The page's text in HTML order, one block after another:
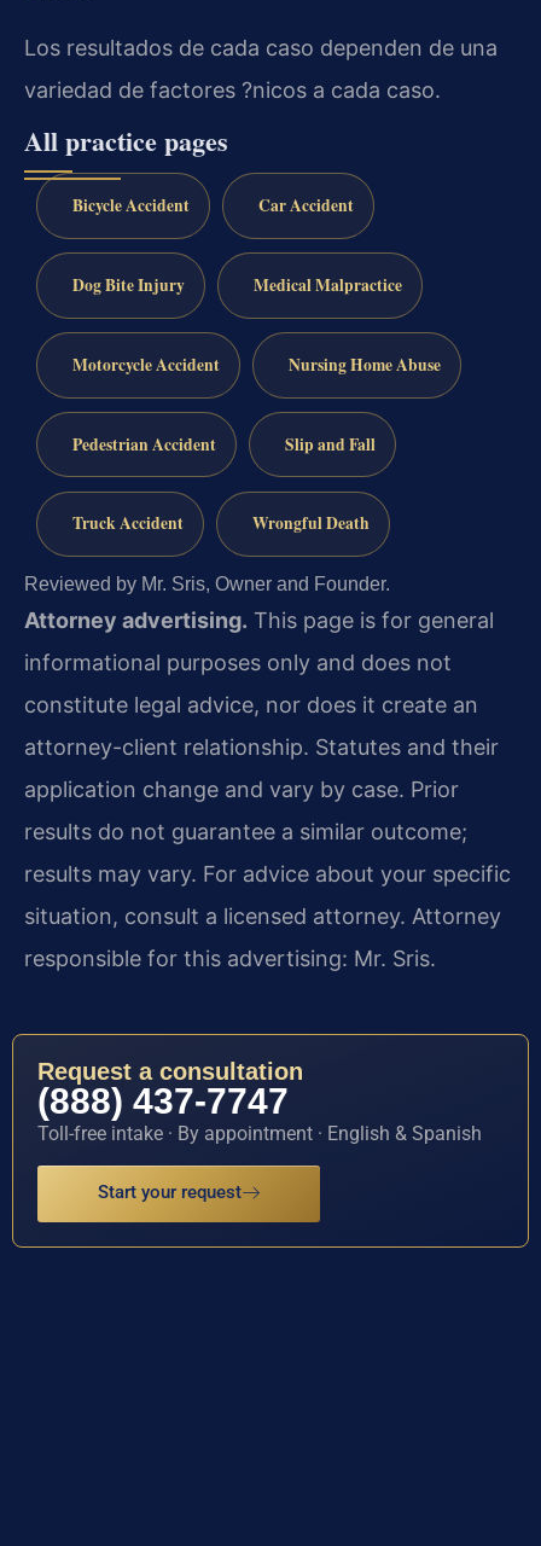
Los resultados de cada caso dependen de una
variedad de factores ?nicos a cada caso.
All practice pages
Bicycle Accident Car Accident
Dog Bite Injury Medical Malpractice
Motorcycle Accident Nursing Home Abuse
Pedestrian Accident Slip and Fall
Truck Accident Wrongful Death
Reviewed by Mr. Sris, Owner and Founder.
Attorney advertising. This page is for general
informational purposes only and does not
constitute legal advice, nor does it create an
attorney-client relationship. Statutes and their
application change and vary by case. Prior
results do not guarantee a similar outcome;
results may vary. For advice about your specific
situation, consult a licensed attorney. Attorney
responsible for this advertising: Mr. Sris.
Request a consultation
(888) 437-7747
Toll-free intake · By appointment · English & Spanish
Start your request